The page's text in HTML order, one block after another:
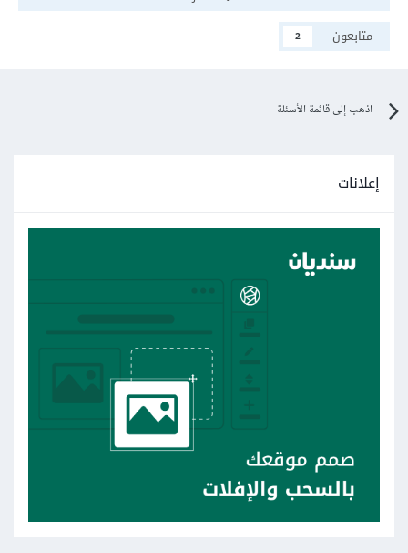
متابعون
2
اذهب إلى قائمة الأسئلة
إعلانات